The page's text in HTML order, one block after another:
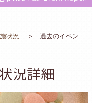
状況
過去のイベン
況詳細